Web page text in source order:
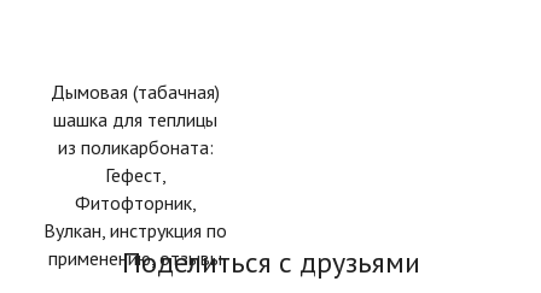
Дымовая (табачная)
шашка для теплицы
из поликарбоната:
Гефест,
Фитофторник,
Вулкан, инструкция по
применению, отзывы
Поделиться с друзьями